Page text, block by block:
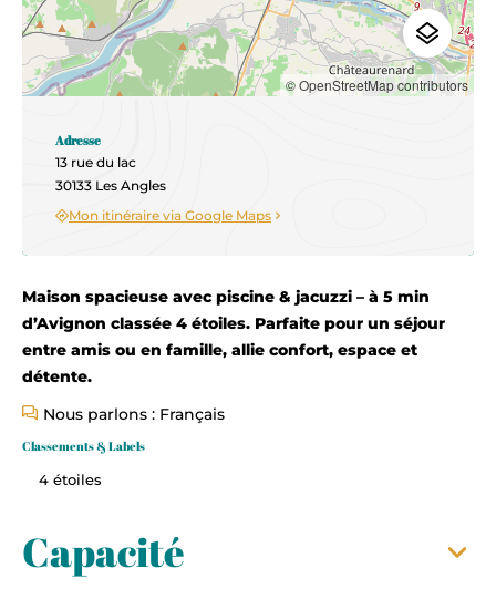
Maison spacieuse avec piscine & jacuzzi – à 5 min
d’Avignon classée 4 étoiles. Parfaite pour un séjour
entre amis ou en famille, allie confort, espace et
détente.
Nous parlons : Français
Classements & Labels
4 étoiles
Capacité
© OpenStreetMap contributors
Adresse
13 rue du lac
30133 Les Angles
Mon itinéraire via Google Maps